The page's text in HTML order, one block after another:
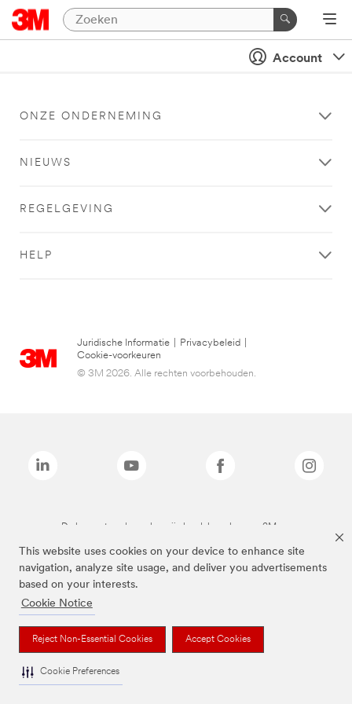
This website uses cookies on your device to enhance site
navigation, analyze site usage, and deliver you advertisements
based on your interests.
Cookie Notice
Reject Non-Essential Cookies Accept Cookies
Cookie Preferences
Account
ONZE ONDERNEMING
NIEUWS
REGELGEVING
HELP
Juridische Informatie Privacybeleid
Cookie-voorkeuren
© 3M 2026. Alle rechten voorbehouden.
De bovenstaande merken zijn handelsmerken van 3M.we